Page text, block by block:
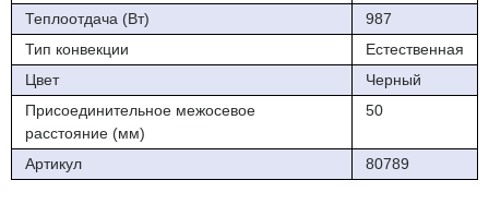
Теплоотдача (Вт)
987
Тип конвекции
Естественная
Цвет
Черный
Присоединительное межосевое
расстояние (мм)
50
Артикул 80789